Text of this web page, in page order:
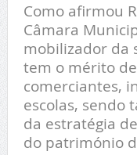
Como afirmou
Câmara
mobilizador da
tem o mérito
comerciantes,
escolas, sendo
da estratégia
do património